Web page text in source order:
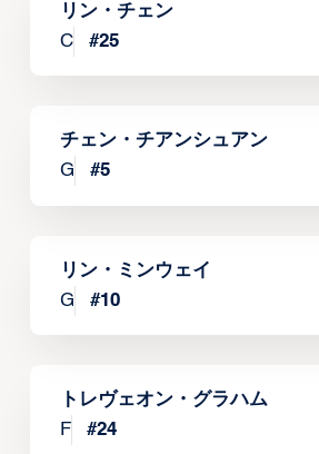
リン・チェン
C
#25
チェン・チアンシュアン
G
#5
リン・ミンウェイ
G
#10
トレヴェオン・グラハム
F
#24